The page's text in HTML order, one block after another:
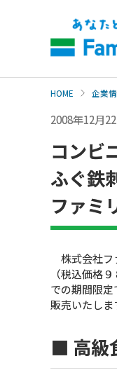
HOME 企業
2008年12月
コンビ
ふぐ鉄
ファミ
株式会社フ
（税込価格
での期間限
販売いたし
■ 高級